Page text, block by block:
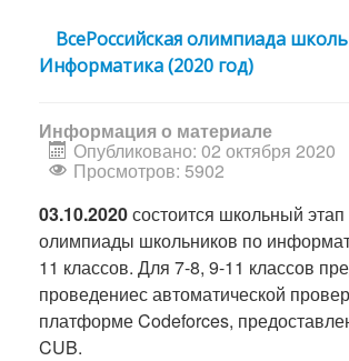
ВсеРоссийская олимпиада
Информатика (2020 год)
Информация о материале
Опубликовано: 02 октября 2020
Просмотров: 5902
03.10.2020состоится школьный
олимпиады школьников по
11 классов. Для 7-8, 9-11 классов
проведениес автоматической
платформе Codeforces,
CUB.